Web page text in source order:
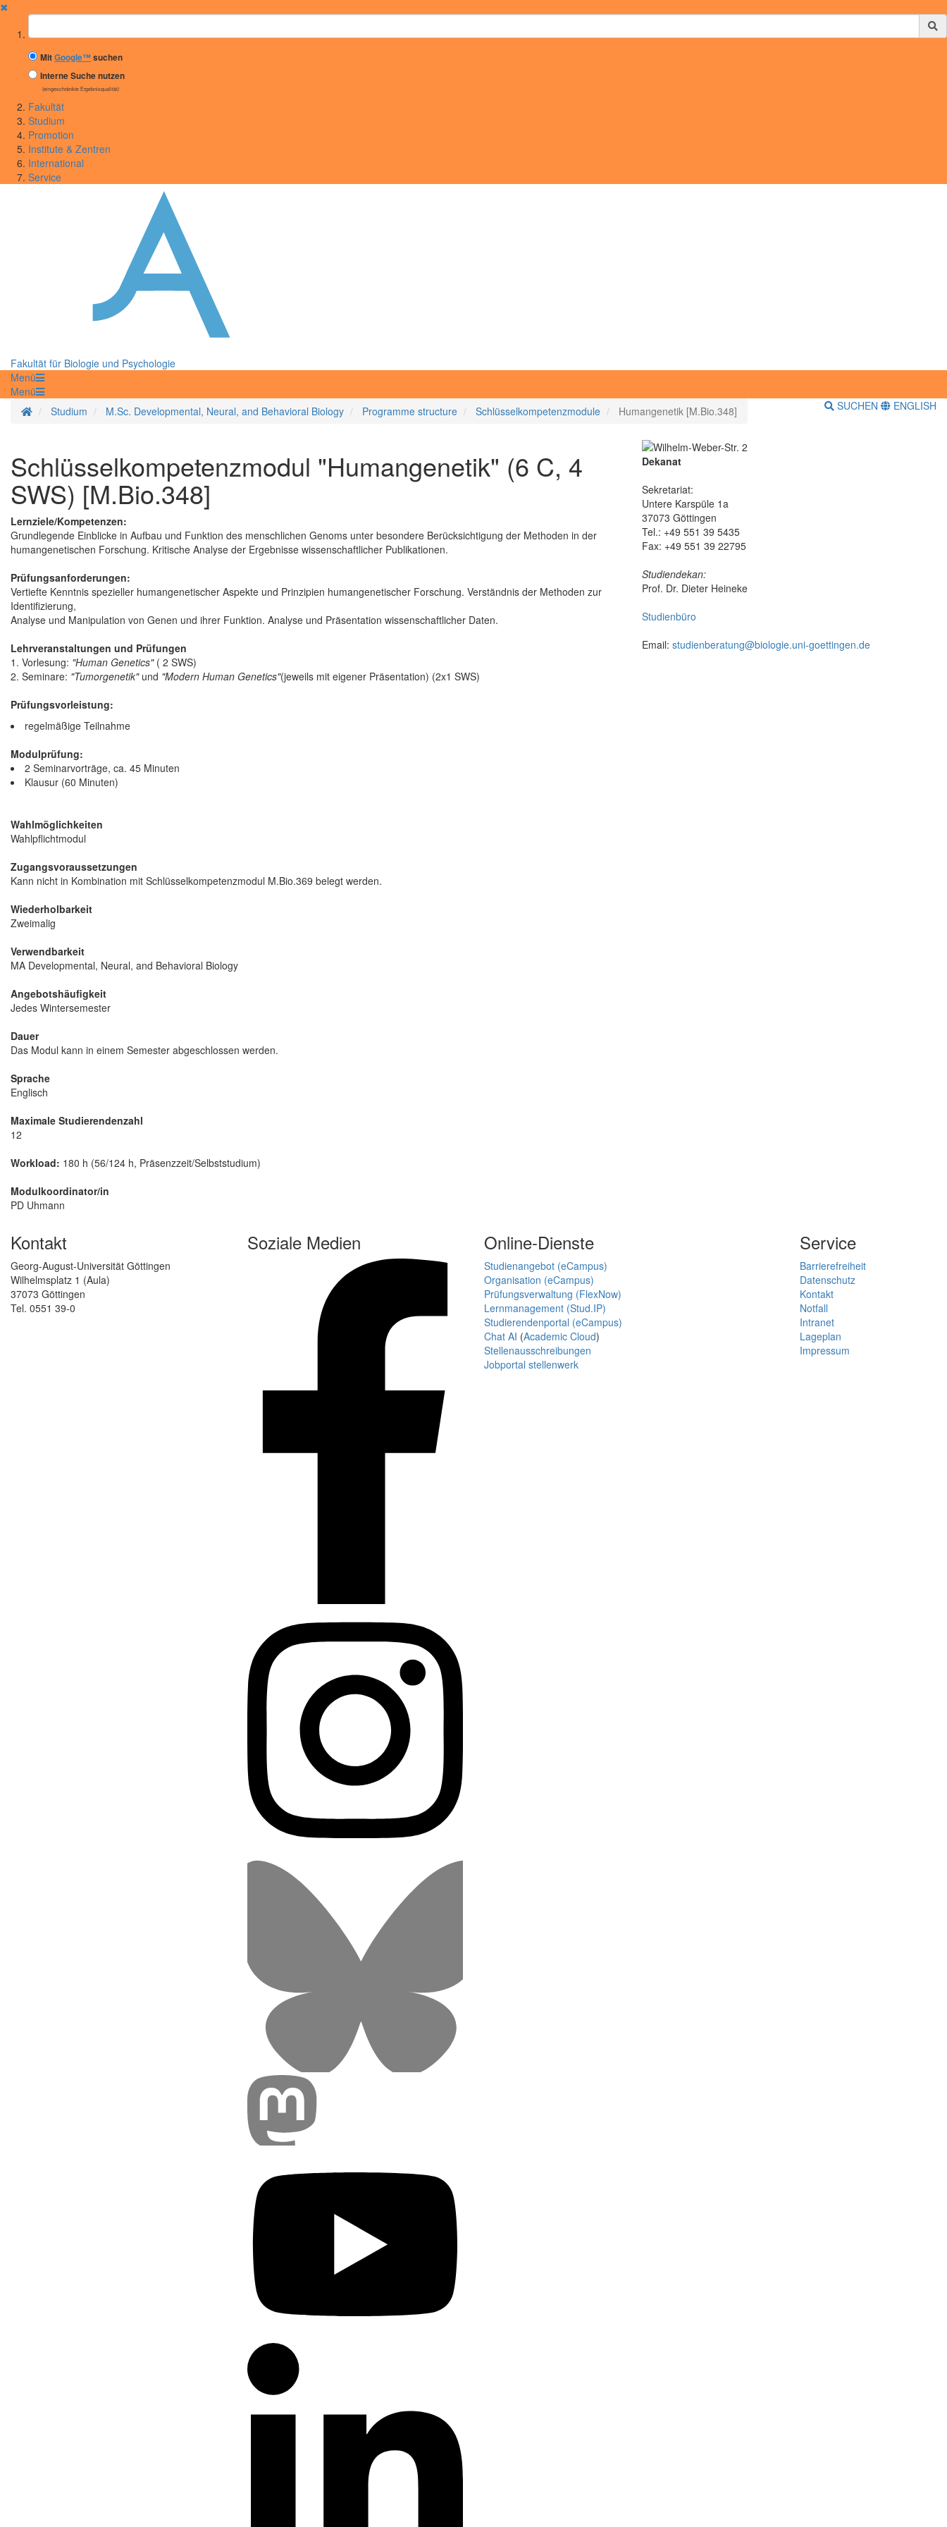
✖
Suchbegriff
MitGoogle™suchen
Interne Suche nutzen
(eingeschränkte Ergebnisqualität)
Fakultät
Studium
Promotion
Institute & Zentren
International
Service
Fakultät für Biologie und Psychologie
Menü
Menü
Startseite
Studium M.Sc. Developmental, Neural, and Behavioral Biology Programme structure Schlüsselkompetenzmodule Humangenetik [M.Bio.348] SUCHEN ENGLISH
Schlüsselkompetenzmodul "Humangenetik" (6 C, 4
SWS) [M.Bio.348]
Lernziele/Kompetenzen:
Grundlegende Einblicke in Aufbau und Funktion des menschlichen Genoms unter besondere Berücksichtigung der Methoden in der
humangenetischen Forschung. Kritische Analyse der Ergebnisse wissenschaftlicher Publikationen.
Prüfungsanforderungen:
Vertiefte Kenntnis spezieller humangenetischer Aspekte und Prinzipien humangenetischer Forschung. Verständnis der Methoden zur
Identifizierung,
Analyse und Manipulation von Genen und ihrer Funktion. Analyse und Präsentation wissenschaftlicher Daten.
Lehrveranstaltungen und Prüfungen
1. Vorlesung: "Human Genetics"( 2 SWS)
2. Seminare: "Tumorgenetik"und "Modern Human Genetics"(jeweils mit eigener Präsentation) (2x1 SWS)
Prüfungsvorleistung:
regelmäßige Teilnahme
Modulprüfung:
2 Seminarvorträge, ca. 45 Minuten
Klausur (60 Minuten)
Wahlmöglichkeiten
Wahlpflichtmodul
Zugangsvoraussetzungen
Kann nicht in Kombination mit Schlüsselkompetenzmodul M.Bio.369 belegt werden.
Wiederholbarkeit
Zweimalig
Verwendbarkeit
MA Developmental, Neural, and Behavioral Biology
Angebotshäufigkeit
Jedes Wintersemester
Dauer
Das Modul kann in einem Semester abgeschlossen werden.
Sprache
Englisch
Maximale Studierendenzahl
12
Workload: 180 h (56/124 h, Präsenzzeit/Selbststudium)
Modulkoordinator/in
PD Uhmann
Dekanat
Sekretariat:
Untere Karspüle 1a
37073 Göttingen
Tel.: +49 551 39 5435
Fax: +49 551 39 22795
Studiendekan:
Prof. Dr. Dieter Heineke
Studienbüro
Email: studienberatung@biologie.uni-goettingen.de
Kontakt
Georg-August-Universität Göttingen
Wilhelmsplatz 1 (Aula)
37073 Göttingen
Tel. 0551 39-0
Soziale Medien Online-Dienste
Studienangebot (eCampus)
Organisation (eCampus)
Prüfungsverwaltung (FlexNow)
Lernmanagement (Stud.IP)
Studierendenportal (eCampus)
Chat AI (Academic Cloud)
Stellenausschreibungen
Jobportal stellenwerk
Service
Barrierefreiheit
Datenschutz
Kontakt
Notfall
Intranet
Lageplan
Impressum